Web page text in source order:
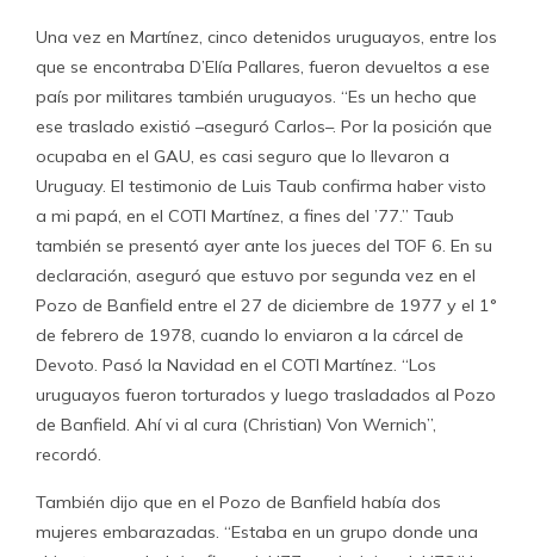
Una vez en Martínez, cinco detenidos uruguayos, entre los
que se encontraba D’Elía Pallares, fueron devueltos a ese
país por militares también uruguayos. “Es un hecho que
ese traslado existió –aseguró Carlos–. Por la posición que
ocupaba en el GAU, es casi seguro que lo llevaron a
Uruguay. El testimonio de Luis Taub confirma haber visto
a mi papá, en el COTI Martínez, a fines del ’77.” Taub
también se presentó ayer ante los jueces del TOF 6. En su
declaración, aseguró que estuvo por segunda vez en el
Pozo de Banfield entre el 27 de diciembre de 1977 y el 1°
de febrero de 1978, cuando lo enviaron a la cárcel de
Devoto. Pasó la Navidad en el COTI Martínez. “Los
uruguayos fueron torturados y luego trasladados al Pozo
de Banfield. Ahí vi al cura (Christian) Von Wernich”,
recordó.
También dijo que en el Pozo de Banfield había dos
mujeres embarazadas. “Estaba en un grupo donde una